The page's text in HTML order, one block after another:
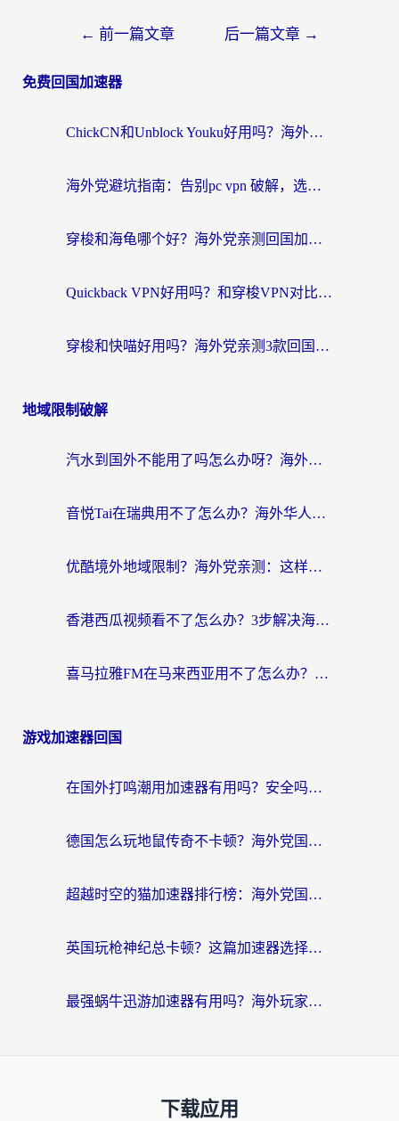
← 前一篇文章 后一篇文章 →
免费回国加速器
ChickCN和Unblock Youku好用吗？海外党亲测3款回国加速器，附iOS免费选择指南
海外党避坑指南：告别pc vpn 破解，选对回国加速器轻松访问国内资源
穿梭和海龟哪个好？海外党亲测回国加速器，附电脑免费VPN推荐
Quickback VPN好用吗？和穿梭VPN对比哪个回国效果更好？海外党必看的真实测评与选择指南
穿梭和快喵好用吗？海外党亲测3款回国加速器，附日本回国VPN避坑指南
地域限制破解
汽水到国外不能用了吗怎么办呀？海外党追剧看片的救星在这里！
音悦Tai在瑞典用不了怎么办？海外华人追剧听歌的实用指南
优酷境外地域限制？海外党亲测：这样看国内剧再也不卡（附3个实用场景解决）
香港西瓜视频看不了怎么办？3步解决海外追剧难题，附靠谱加速器推荐
喜马拉雅FM在马来西亚用不了怎么办？海外华人亲测有效的回国加速指南
游戏加速器回国
在国外打鸣潮用加速器有用吗？安全吗？海外玩家国服游戏加速全指南
德国怎么玩地鼠传奇不卡顿？海外党国服游戏加速全攻略（含战双EVE实用指南）
超越时空的猫加速器排行榜：海外党国服游戏不卡顿的终极选择指南
英国玩枪神纪总卡顿？这篇加速器选择指南帮你告别延迟（附实测推荐）
最强蜗牛迅游加速器有用吗？海外玩家国服游戏加速避坑指南（附德国玩忍者必须死3流星蝴蝶剑解决办法）
下载应用